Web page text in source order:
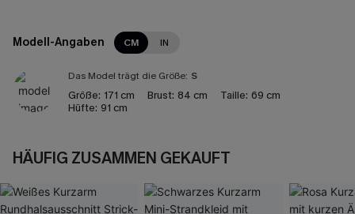
Modell-Angaben CM IN
Das Model trägt die Größe: S
Größe: 171 cm Brust: 84 cm Taille: 69 cm
Hüfte: 91 cm
HÄUFIG ZUSAMMEN GEKAUFT